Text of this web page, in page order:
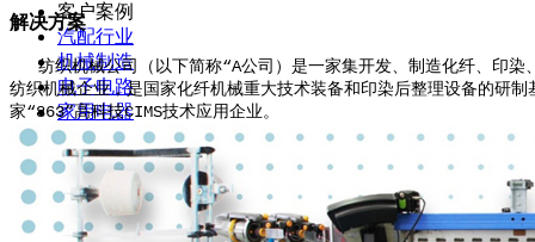
客户案例
汽配行业
机械制造
电子电路
家用电器
医疗器械
仪器仪表
资讯中心
产品干货
解决方案
纺织机械公司（以下简称“A公司）是一家集开发、制造化纤、印染
纺织机械企业，是国家化纤机械重大技术装备和印染后整理设备的研
家“863”高科技CIMS技术应用企业。